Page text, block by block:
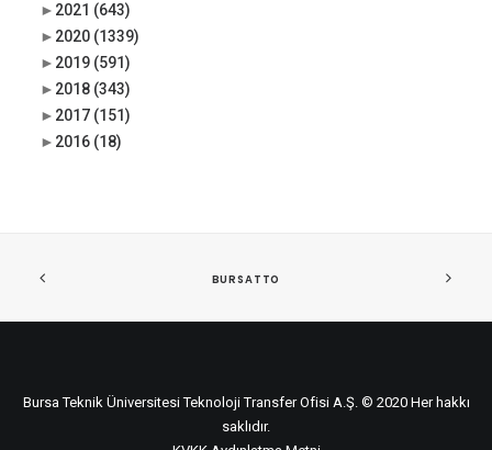
► 2021 (643)
► 2020 (1339)
► 2019 (591)
► 2018 (343)
► 2017 (151)
► 2016 (18)
BURSATTO
Bursa Teknik Üniversitesi Teknoloji Transfer Ofisi A.Ş. © 2020 Her hakkı
saklıdır.